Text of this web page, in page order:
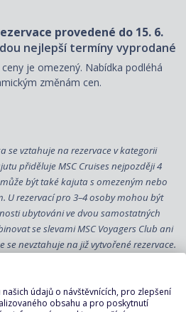
provedené do 15. 6.
nejlepší termíny vyprodané
je omezený. Nabídka podléhá
změnám cen.
se vztahuje na rezervace v kategorii
přiděluje MSC Cruises nejpozději 4
být také kajuta s omezeným nebo
U rezervací pro 3–4 osoby mohou být
ubytováni ve dvou samostatných
se slevami MSC Voyagers Club ani
se nevztahuje na již vytvořené rezervace.
údajů o návštěvnících, pro zlepšení
obsahu a pro poskytnutí